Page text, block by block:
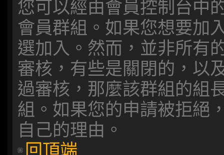
您可以經由會員控制台中
會員群組。如果您想要加
選加入。然而，並非所有
審核，有些是關閉的，以
過審核，那麼該群組的組
組。如果您的申請被拒絕
自己的理由。
回頂端